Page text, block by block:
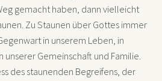
gemacht haben, dann vielleicht
Zu Staunen über Gottes immer
in unserem Leben, in
unserer Gemeinschaft und Familie.
des staunenden Begreifens, der